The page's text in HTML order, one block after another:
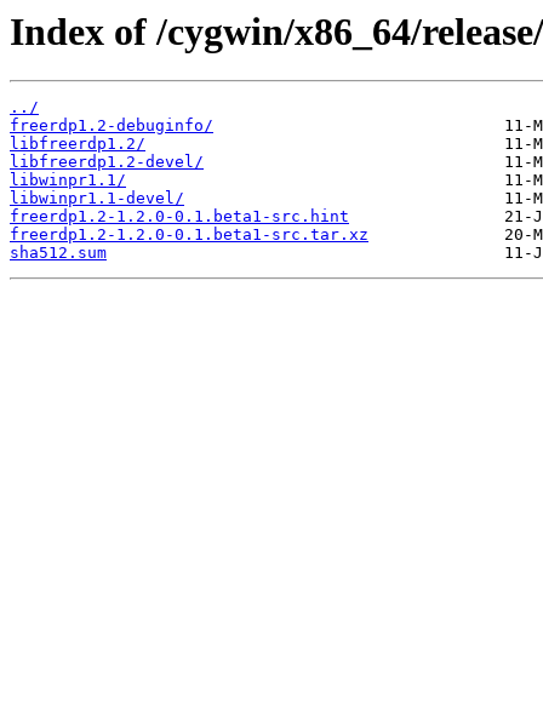
Index of /cygwin/x86_64/
../
freerdp1.2-debuginfo/
libfreerdp1.2/
libfreerdp1.2-devel/
libwinpr1.1/
libwinpr1.1-devel/
freerdp1.2-1.2.0-0.1.beta1-src.hint
freerdp1.2-1.2.0-0.1.beta1-src.tar.xz
sha512.sum